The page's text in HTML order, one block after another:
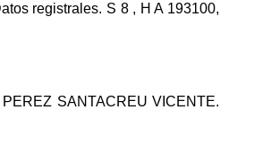
registrales. S 8 , H A 193100,
SANTACREU VICENTE.